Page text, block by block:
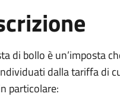
di bollo è un’imposta
dalla tariffa di
particolare: